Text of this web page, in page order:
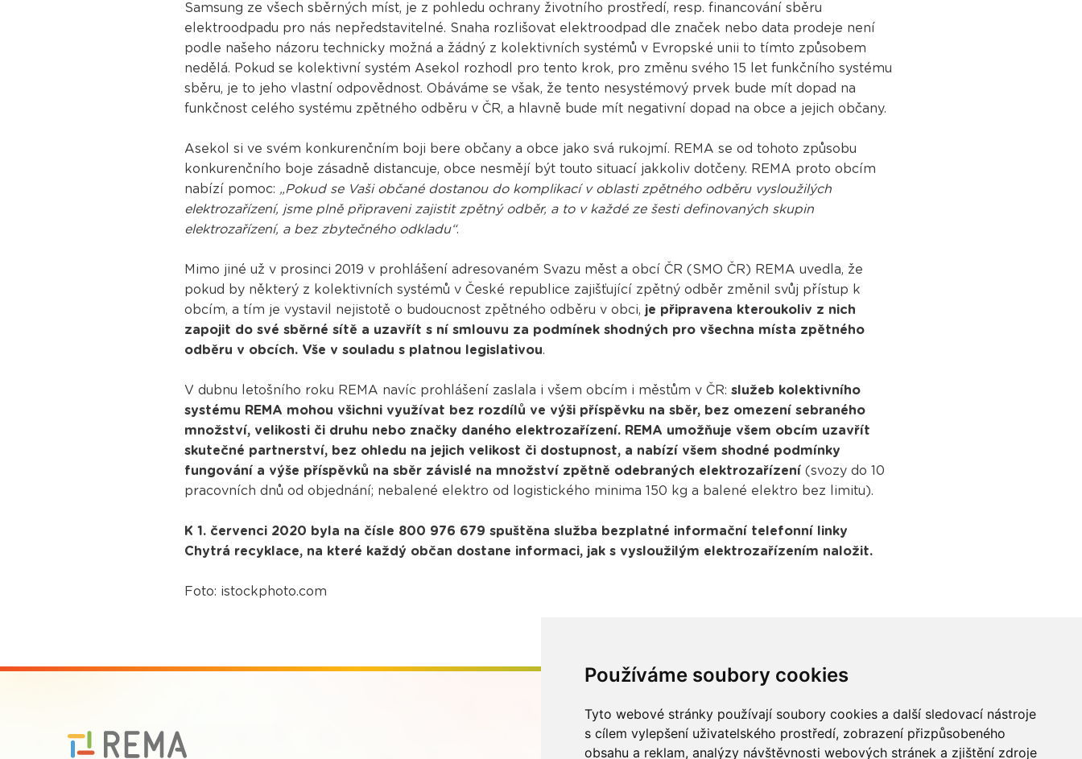
Používáme soubory cookies
Tyto webové stránky používají soubory cookies a další sledovací nástroje
s cílem vylepšení uživatelského prostředí, zobrazení přizpůsobeného
obsahu a reklam, analýzy návštěvnosti webových stránek a zjištění zdroje
Samsung ze všech sběrných míst, je z pohledu ochrany životního prostředí, resp. financování sběru
elektroodpadu pro nás nepředstavitelné. Snaha rozlišovat elektroodpad dle značek nebo data prodeje není
podle našeho názoru technicky možná a žádný z kolektivních systémů v Evropské unii to tímto způsobem
nedělá. Pokud se kolektivní systém Asekol rozhodl pro tento krok, pro změnu svého 15 let funkčního systému
sběru, je to jeho vlastní odpovědnost. Obáváme se však, že tento nesystémový prvek bude mít dopad na
funkčnost celého systému zpětného odběru v ČR, a hlavně bude mít negativní dopad na obce a jejich občany.
Asekol si ve svém konkurenčním boji bere občany a obce jako svá rukojmí. REMA se od tohoto způsobu
konkurenčního boje zásadně distancuje, obce nesmějí být touto situací jakkoliv dotčeny. REMA proto obcím
nabízí pomoc: „Pokud se Vaši občané dostanou do komplikací v oblasti zpětného odběru vysloužilých
elektrozařízení, jsme plně připraveni zajistit zpětný odběr, a to v každé ze šesti definovaných skupin
elektrozařízení, a bez zbytečného odkladu“.
Mimo jiné už v prosinci 2019 v prohlášení adresovaném Svazu měst a obcí ČR (SMO ČR) REMA uvedla, že
pokud by některý z kolektivních systémů v České republice zajišťující zpětný odběr změnil svůj přístup k
obcím, a tím je vystavil nejistotě o budoucnost zpětného odběru v obci, je připravena kteroukoliv z nich
zapojit do své sběrné sítě a uzavřít s ní smlouvu za podmínek shodných pro všechna místa zpětného
odběru v obcích. Vše v souladu s platnou legislativou.
V dubnu letošního roku REMA navíc prohlášení zaslala i všem obcím i městům v ČR: služeb kolektivního
systému REMA mohou všichni využívat bez rozdílů ve výši příspěvku na sběr, bez omezení sebraného
množství, velikosti či druhu nebo značky daného elektrozařízení. REMA umožňuje všem obcím uzavřít
skutečné partnerství, bez ohledu na jejich velikost či dostupnost, a nabízí všem shodné podmínky
fungování a výše příspěvků na sběr závislé na množství zpětně odebraných elektrozařízení (svozy do 10
pracovních dnů od objednání; nebalené elektro od logistického minima 150 kg a balené elektro bez limitu).
K 1. červenci 2020 byla na čísle 800 976 679 spuštěna služba bezplatné informační telefonní linky
Chytrá recyklace, na které každý občan dostane informaci, jak s vysloužilým elektrozařízením naložit.
Foto: istockphoto.com
Buďme ve spojení